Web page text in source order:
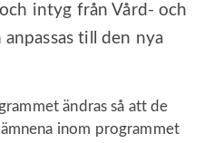
intyg från Vård- och
till den nya
ändras så att de
inom programmet